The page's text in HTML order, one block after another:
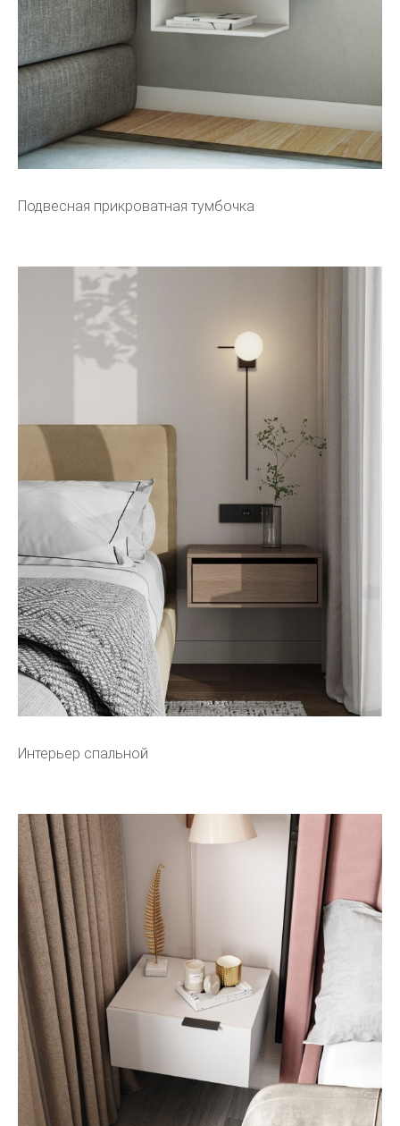
Подвесная прикроватная тумбочка
Интерьер спальной